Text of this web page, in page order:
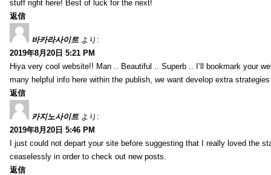
stuff right here! Best of luck for the next!
返信
바카라사이트 より:
2019年8月20日 5:21 PM
Hiya very cool website!! Man .. Beautiful .. Superb .. I’ll bookmark your
many helpful info here within the publish, we want develop extra
返信
카지노사이트 より:
2019年8月20日 5:46 PM
I just could not depart your site before suggesting that I really loved the
ceaselessly in order to check out new posts.
返信